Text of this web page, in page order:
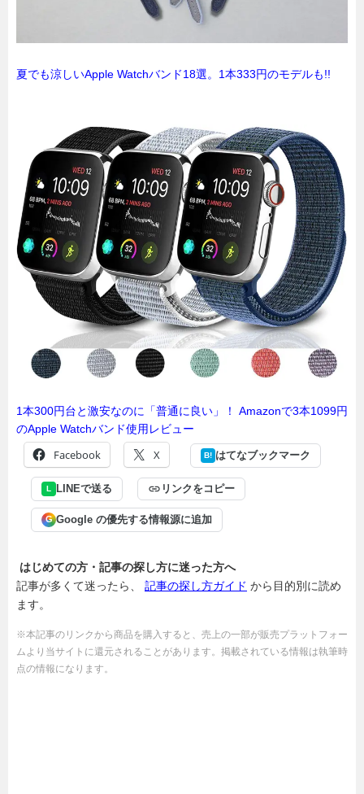
夏でも涼しいApple Watchバンド18選。1本333円のモデルも!!
1本300円台と激安なのに「普通に良い」！ Amazonで3本1099円
のApple Watchバンド使用レビュー
Facebook X B! はてなブックマーク
L LINEで送る リンクをコピー
G Google の優先する情報源に追加
はじめての方・記事の探し方に迷った方へ
記事が多くて迷ったら、 記事の探し方ガイド から目的別に読め
ます。
※本記事のリンクから商品を購入すると、売上の一部が販売プラットフォー
ムより当サイトに還元されることがあります。掲載されている情報は執筆時
点の情報になります。